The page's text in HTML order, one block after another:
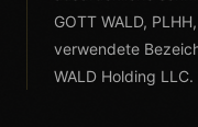
GOTT WALD,
verwendete
WALD Holding LLC.